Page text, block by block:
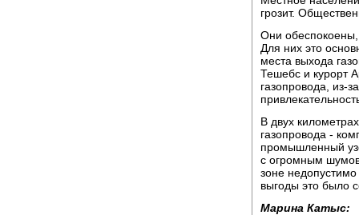
грозит.
Они обеспокоены,
Для них это
места выхода
Тешебс и курорт
газопровода, из-
В двух
газопровода -
промышленный
с огромным
зоне
выгоды это было
Марина Катыс: